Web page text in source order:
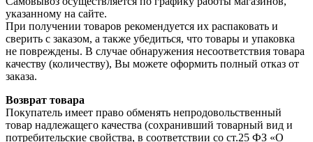
указанному на сайте.
При получении товаров рекомендуется их распаковать и
сверить с заказом, а также убедиться, что товары и упаковка
не повреждены. В случае обнаружения несоответствия товара
качеству (количеству), Вы можете оформить полный отказ от
заказа.
Возврат товара
Покупатель имеет право обменять непродовольственный
товар надлежащего качества (сохранивший товарный вид и
потребительские свойства, в соответствии со ст.25 ФЗ «О